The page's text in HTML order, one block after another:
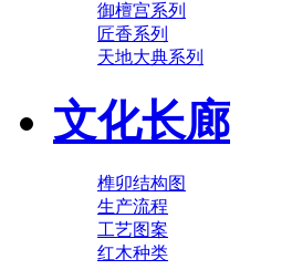
御檀宫系列
匠香系列
天地大典系列
文化长廊
榫卯结构图
生产流程
工艺图案
红木种类